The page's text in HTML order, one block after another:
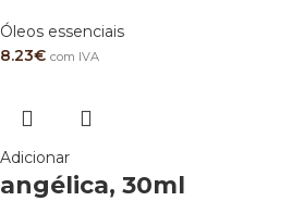
Óleos essenciais
8.23€ com IVA
Adicionar
angélica, 30ml